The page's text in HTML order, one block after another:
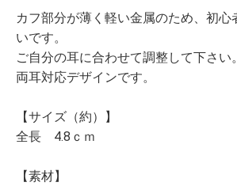
カフ部分が薄く軽い金属のため、初心
いです。
ご自分の耳に合わせて調整して下さい。
両耳対応デザインです。
【サイズ（約）】
全長 4.8ｃｍ
【素材】